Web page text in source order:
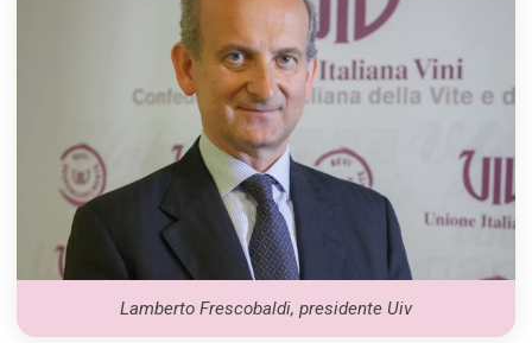
Lamberto Frescobaldi, presidente Uiv